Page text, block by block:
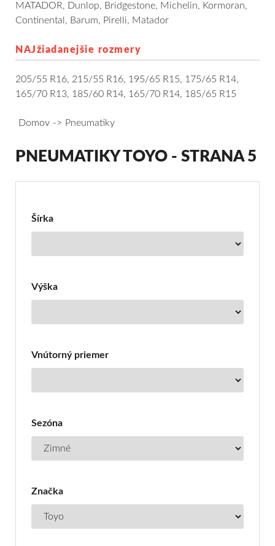
SUV/crossover + OFFRoad-ové
Plechové
Puklice na kolesá Kontakt Blog
MATADOR, Dunlop, Bridgestone, Michelin, Kormoran,
Continental , Barum, Pirelli, Matador
NAJžiadanejšie rozmery
205/55 R16, 215/55 R16, 195/65 R15, 175/65 R14,
165/70 R13, 185/60 R14, 165/70 R14, 185/65 R15
Domov Pneumatiky
PNEUMATIKY TOYO - STRANA 5
Pneumatiky
Toyo
Šírka
Výška
Vnútorný priemer
Sezóna
Značka